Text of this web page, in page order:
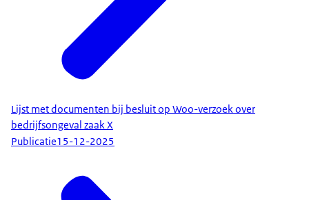
Lijst met documenten bij besluit op Woo-verzoek over
bedrijfsongeval zaak X
Publicatie15-12-2025